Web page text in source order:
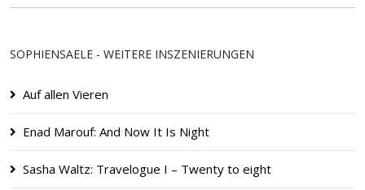
SOPHIENSAELE - WEITERE INSZENIERUNGEN
Auf allen Vieren
Enad Marouf: And Now It Is Night
Sasha Waltz: Travelogue I – Twenty to eight